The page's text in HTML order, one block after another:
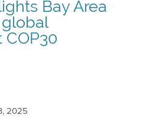
Bay Area
2025